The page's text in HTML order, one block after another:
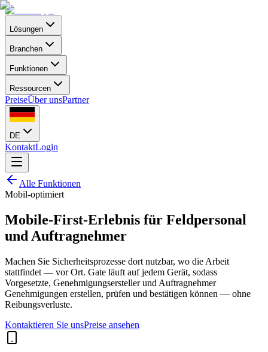
Lösungen
Branchen
Funktionen
Ressourcen
PreiseÜber unsPartner
DE
KontaktLogin
Alle Funktionen
Mobil-optimiert
Mobile-First-Erlebnis für Feldpersonal
und Auftragnehmer
Machen Sie Sicherheitsprozesse dort nutzbar, wo die Arbeit
stattfindet — vor Ort. Gate läuft auf jedem Gerät, sodass
Vorgesetzte, Genehmigungsersteller und Auftragnehmer
Genehmigungen erstellen, prüfen und bestätigen können — ohne
Reibungsverluste.
Kontaktieren Sie unsPreise ansehen